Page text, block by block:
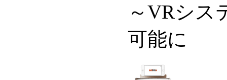
～VRシス
可能に